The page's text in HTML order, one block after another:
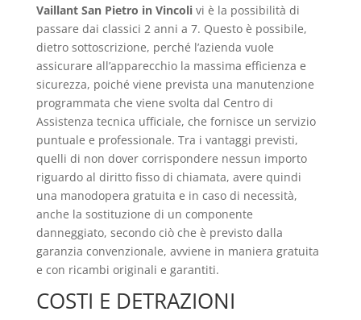
Vaillant San Pietro in Vincolivi è la possibilità di
passare dai classici 2 anni a 7. Questo è possibile,
dietro sottoscrizione, perché l’azienda vuole
assicurare all’apparecchio la massima efficienza e
sicurezza, poiché viene prevista una manutenzione
programmata che viene svolta dal Centro di
Assistenza tecnica ufficiale, che fornisce un servizio
puntuale e professionale. Tra i vantaggi previsti,
quelli di non dover corrispondere nessun importo
riguardo al diritto fisso di chiamata, avere quindi
una manodopera gratuita e in caso di necessità,
anche la sostituzione di un componente
danneggiato, secondo ciò che è previsto dalla
garanzia convenzionale, avviene in maniera gratuita
e con ricambi originali e garantiti.
COSTI E DETRAZIONI